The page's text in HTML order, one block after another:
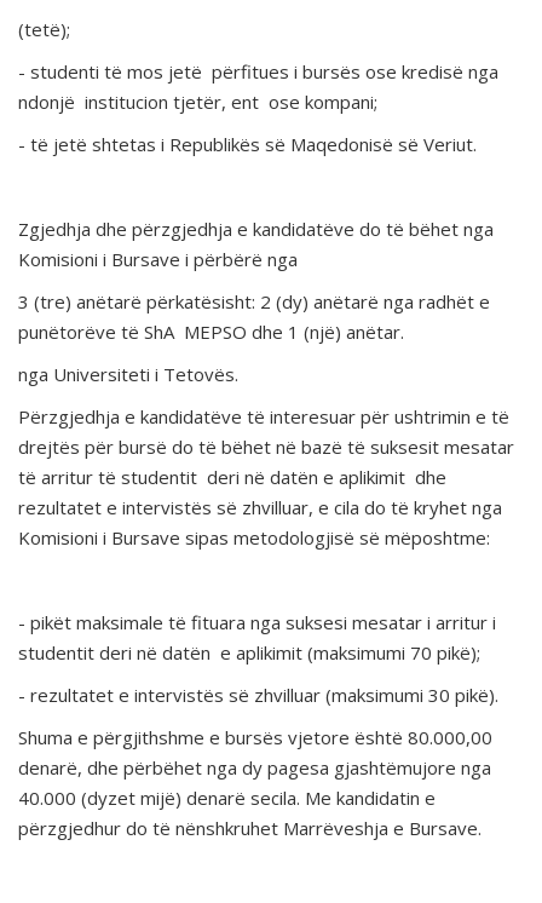
(tetë);
- studenti të mos jetë përfitues i bursës ose kredisë nga
ndonjë institucion tjetër, ent ose kompani;
- të jetë shtetas i Republikës së Maqedonisë së Veriut.
Zgjedhja dhe përzgjedhja e kandidatëve do të bëhet nga
Komisioni i Bursave i përbërë nga
3 (tre) anëtarë përkatësisht: 2 (dy) anëtarë nga radhët e
punëtorëve të ShA MEPSO dhe 1 (një) anëtar.
nga Universiteti i Tetovës.
Përzgjedhja e kandidatëve të interesuar për ushtrimin e të
drejtës për bursë do të bëhet në bazë të suksesit mesatar
të arritur të studentit deri në datën e aplikimit dhe
rezultatet e intervistës së zhvilluar, e cila do të kryhet nga
Komisioni i Bursave sipas metodologjisë së mëposhtme:
- pikët maksimale të fituara nga suksesi mesatar i arritur i
studentit deri në datën e aplikimit (maksimumi 70 pikë);
- rezultatet e intervistës së zhvilluar (maksimumi 30 pikë).
Shuma e përgjithshme e bursës vjetore është 80.000,00
denarë, dhe përbëhet nga dy pagesa gjashtëmujore nga
40.000 (dyzet mijë) denarë secila. Me kandidatin e
përzgjedhur do të nënshkruhet Marrëveshja e Bursave.